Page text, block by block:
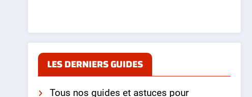
LES DERNIERS GUIDES
Tous nos guides et astuces pour